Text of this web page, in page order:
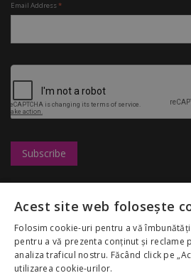
Email Address*
Marketing
Regulamentul
Palas Mall
My Account
GDPR
Congresshall
Targuri
Acest site web folosește
Folosim cookie-uri pentru a vă
pentru a vă prezenta conținut și reclame
analiza traficul nostru. Făcând click pe
utilizarea cookie-urilor.